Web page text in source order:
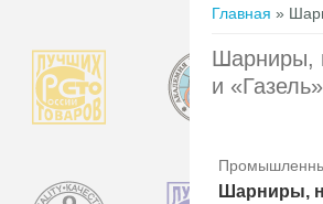
Вы здесь
Главная »
Шарниры,
и «Газель»
Шарниры,